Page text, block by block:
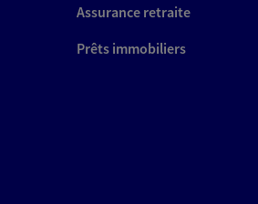
Assurance retraite
Prêts immobiliers